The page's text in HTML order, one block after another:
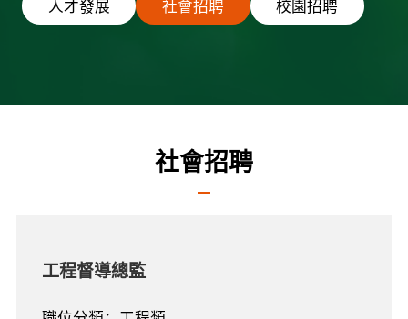
人才發展 社會招聘 校園招聘
社會招聘
工程督導總監